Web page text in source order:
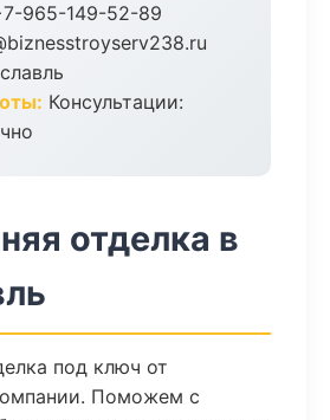
965-149-52-89
Консультации:
отделка в
под ключ от
Поможем с